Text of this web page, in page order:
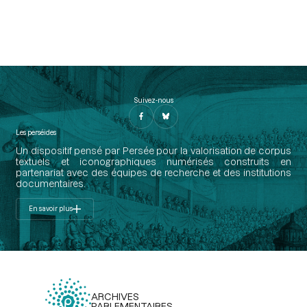
Suivez-nous
Les perséides
Un dispositif pensé par Persée pour la valorisation de corpus
textuels et iconographiques numérisés construits en
partenariat avec des équipes de recherche et des institutions
documentaires.
En savoir plus
ARCHIVES